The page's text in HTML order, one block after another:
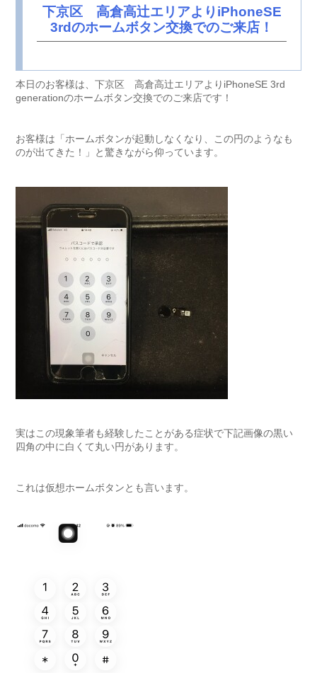
下京区 高倉高辻エリアよりiPhoneSE
3rdのホームボタン交換でのご来店！
本日のお客様は、下京区 高倉高辻エリアよりiPhoneSE 3rd
generationのホームボタン交換でのご来店です！
お客様は「ホームボタンが起動しなくなり、この円のようなも
のが出てきた！」と驚きながら仰っています。
実はこの現象筆者も経験したことがある症状で下記画像の黒い
四角の中に白くて丸い円があります。
これは仮想ホームボタンとも言います。